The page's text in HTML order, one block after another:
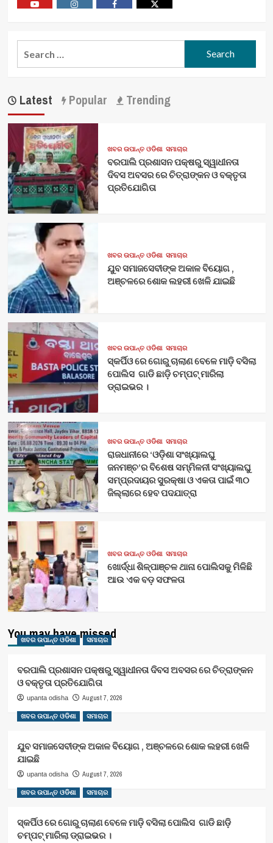
Latest Popular Trending
ଖବର ଉପାନ୍ତ ଓଡିଶା ସମାଚାର
ବରପାଲି ପ୍ରଶାସନ ପକ୍ଷରୁ ସ୍ୱାଧୀନତା
ଦିବସ ଅବସର ରେ ଚିତ୍ରାଙ୍କନ ଓ ବକ୍ତୃତା
ପ୍ରତିଯୋଗିତା
ଖବର ଉପାନ୍ତ ଓଡିଶା ସମାଚାର
ଯୁବ ସମାଜସେବୀଙ୍କ ଅକାଳ ବିୟୋଗ ,
ଅଞ୍ଚଳରେ ଶୋକ ଲହରୀ ଖେଳି ଯାଇଛି
ଖବର ଉପାନ୍ତ ଓଡିଶା ସମାଚାର
ସ୍କର୍ପିଓ ରେ ଗୋରୁ ଚାଲାଣ ବେଳେ ମାଡ଼ି ବସିଲା
ପୋଲିସ ଗାଡି ଛାଡ଼ି ଚମ୍ପଟ୍ ମାରିଲା
ଡ୍ରାଇଭର ।
ଖବର ଉପାନ୍ତ ଓଡିଶା ସମାଚାର
ରାଜଧାନୀରେ ‘ଓଡ଼ିଶା ସଂଖ୍ୟାଲଘୁ
ଜନମଞ୍ଚ’ର ବିଶେଷ ସମ୍ମିଳନୀ ସଂଖ୍ୟାଲଘୁ
ସମ୍ପ୍ରଦାୟର ସୁରକ୍ଷା ଓ ଏକତା ପାଇଁ ୩୦
ଜିଲ୍ଲାରେ ହେବ ପଦଯାତ୍ରା
ଖବର ଉପାନ୍ତ ଓଡିଶା ସମାଚାର
ଖୋର୍ଦ୍ଧା ଶିଳ୍ପାଞ୍ଚଳ ଥାନା ପୋଲିସକୁ ମିଳିଛି
ଆଉ ଏକ ବଡ଼ ସଫଳତା
You may have missed
ଖବର ଉପାନ୍ତ ଓଡିଶା ସମାଚାର
ବରପାଲି ପ୍ରଶାସନ ପକ୍ଷରୁ ସ୍ୱାଧୀନତା ଦିବସ ଅବସର ରେ ଚିତ୍ରାଙ୍କନ
ଓ ବକ୍ତୃତା ପ୍ରତିଯୋଗିତା
upanta odisha August 7, 2026
ଖବର ଉପାନ୍ତ ଓଡିଶା ସମାଚାର
ଯୁବ ସମାଜସେବୀଙ୍କ ଅକାଳ ବିୟୋଗ , ଅଞ୍ଚଳରେ ଶୋକ ଲହରୀ ଖେଳି
ଯାଇଛି
upanta odisha August 7, 2026
ଖବର ଉପାନ୍ତ ଓଡିଶା ସମାଚାର
ସ୍କର୍ପିଓ ରେ ଗୋରୁ ଚାଲାଣ ବେଳେ ମାଡ଼ି ବସିଲା ପୋଲିସ ଗାଡି ଛାଡ଼ି
ଚମ୍ପଟ୍ ମାରିଲା ଡ୍ରାଇଭର ।